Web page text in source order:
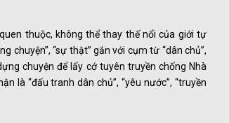
thuộc, không thể thay thế nổi của giới tự
chuyện”, “sự thật” gắn với cụm từ “dân chủ”,
chuyện để lấy cớ tuyên truyền chống Nhà
là “đấu tranh dân chủ”, “yêu nước”, “truyền